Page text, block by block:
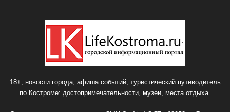
18+, новости города, афиша событий, туристический путеводитель
по Костроме: достопримечательности, музеи, места отдыха.